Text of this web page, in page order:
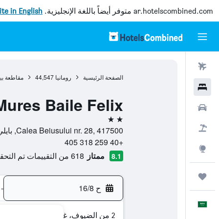
ar.hotelscombined.com متوفر أيضاً باللغة الإنجليزية. in English
الصفحة الرئيسية رومانيا 44,547 مقاطعة
Baile Felix
2 نجمتين
Calea Beiusului nr. 28, 417500, بايلي فيليكس, مقاطعة بيهور, رومانيا
+40 259 318 405
8.1 ممتاز 618 من التقييمات تم التحقق منها
ح 16/8 -
2 من الضيوف، غرفة واحدة